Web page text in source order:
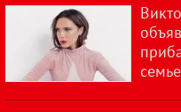
семье